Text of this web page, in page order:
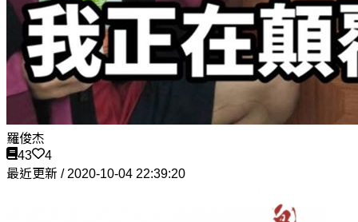
羅俊杰
43
4
最近更新 / 2020-10-04 22:39:20